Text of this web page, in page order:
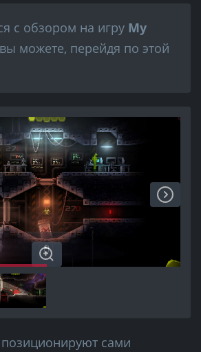
с обзором на игру My
вы можете, перейдя по этой
позиционируют сами